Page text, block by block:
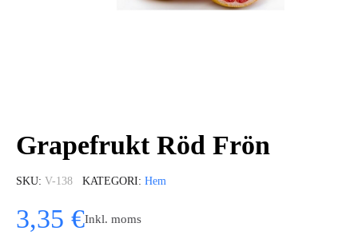
Grapefrukt Röd Frön
SKU V-138 KATEGORI Hem
3,35 €Inkl. moms